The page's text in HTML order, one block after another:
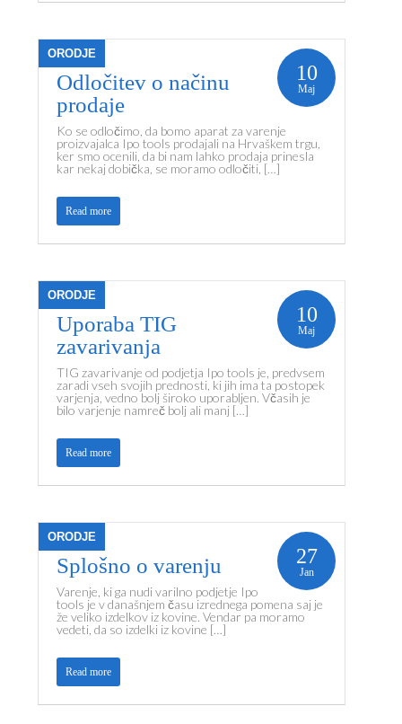
ORODJE
10
Maj
Odločitev o načinu
prodaje
Ko se odločimo, da bomo aparat za varenje
proizvajalca Ipo tools prodajali na Hrvaškem trgu,
ker smo ocenili, da bi nam lahko prodaja prinesla
kar nekaj dobička, se moramo odločiti, […]
Read more
ORODJE
10
Maj
Uporaba TIG
zavarivanja
TIG zavarivanje od podjetja Ipo tools je, predvsem
zaradi vseh svojih prednosti, ki jih ima ta postopek
varjenja, vedno bolj široko uporabljen. Včasih je
bilo varjenje namreč bolj ali manj […]
Read more
ORODJE
27
Jan
Splošno o varenju
Varenje, ki ga nudi varilno podjetje Ipo
tools je v današnjem času izrednega pomena saj je
že veliko izdelkov iz kovine. Vendar pa moramo
vedeti, da so izdelki iz kovine […]
Read more